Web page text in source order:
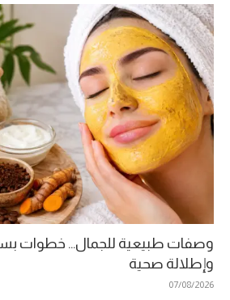
وصفات طبيعية للجمال… خطوات
وإطلالة صحية
07/08/2026